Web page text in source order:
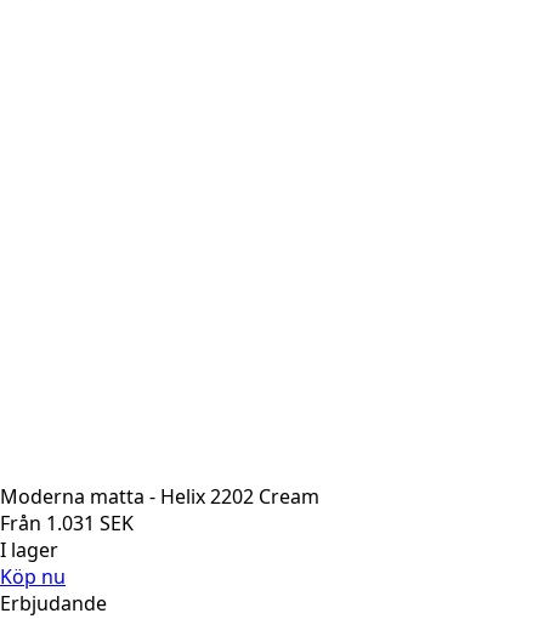
Moderna matta - Helix 2202 Cream
Från 1.031 SEK
I lager
Köp nu
Erbjudande